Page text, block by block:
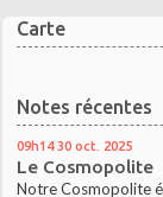
Carte
Notes récentes
09h14 30 oct. 2025
Le Cosmopolite
Notre Cosmopolite